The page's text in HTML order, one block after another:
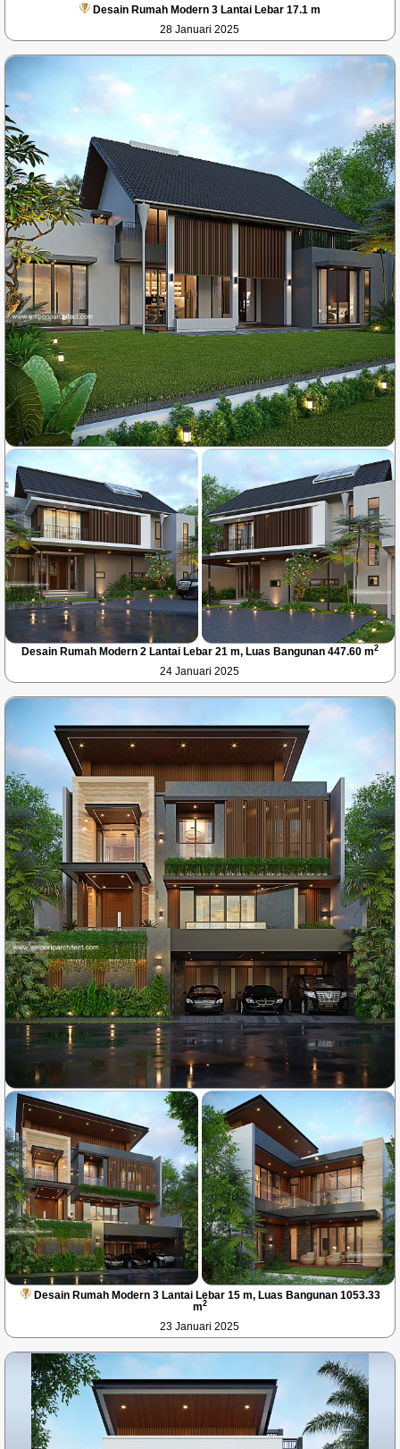
Desain Rumah Modern 3 Lantai Lebar 17.1 m
28 Januari 2025
Desain Rumah Modern 2 Lantai Lebar 21 m, Luas Bangunan 447.60 m2
24 Januari 2025
Desain Rumah Modern 3 Lantai Lebar 15 m, Luas Bangunan 1053.33
m2
23 Januari 2025